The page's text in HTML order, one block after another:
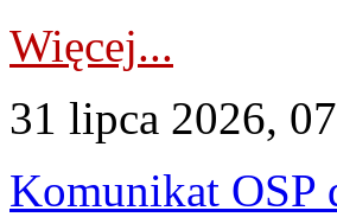
Więcej...
31 lipca 2026,
Komunikat OSP